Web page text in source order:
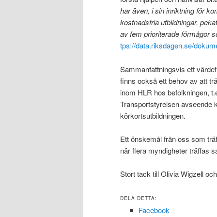
har även, i sin inriktning för
kostnadsfria utbildningar,
av fem prioriterade förmågor
tps://data.riksdagen.se/
Sammanfattningsvis ett
finns också ett behov av att
inom HLR hos befolkningen,
Transportstyrelsen avseende
körkortsutbildningen.
Ett önskemål från oss som
när flera myndigheter träffas
Stort tack till Olivia Wigzell
DELA DETTA:
Facebook